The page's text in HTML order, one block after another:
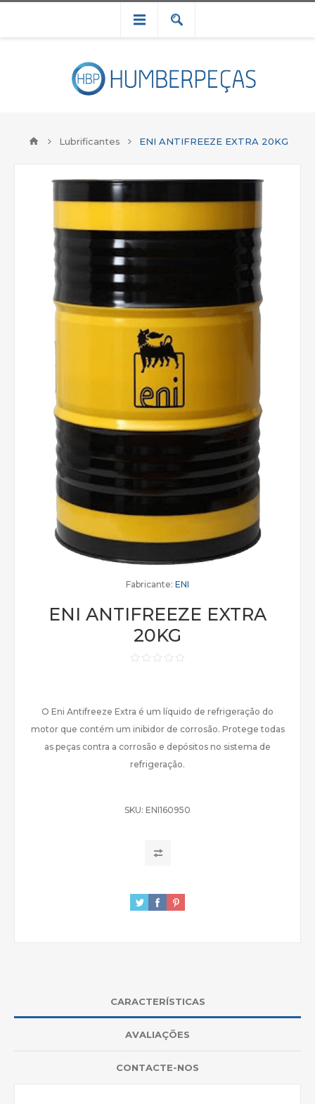
Lubrificantes ENI ANTIFREEZE EXTRA 20KG
Fabricante: ENI
ENI ANTIFREEZE EXTRA
20KG
O Eni Antifreeze Extra é um líquido de refrigeração do
motor que contém um inibidor de corrosão. Protege todas
as peças contra a corrosão e depósitos no sistema de
refrigeração.
SKU: ENI160950
CARACTERÍSTICAS
AVALIAÇÕES
CONTACTE-NOS